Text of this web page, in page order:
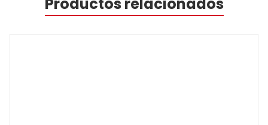
Productos relacionados